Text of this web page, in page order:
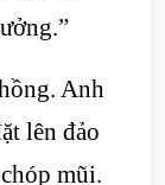
Anh
lên đảo
mũi.